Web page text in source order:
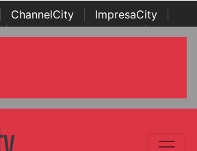
ChannelCity ImpresaCity
| Italian Channel Awards | Italian